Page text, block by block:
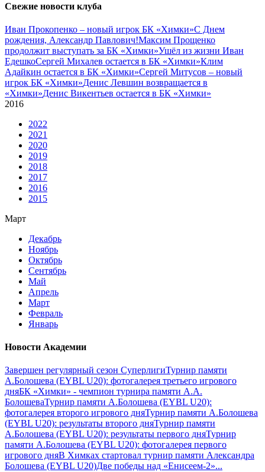
Свежие новости клуба
Иван Прокопенко – новый игрок БК «Химки»С Днем
рождения, Александр Павлович!Максим Прощенко
продолжит выступать за БК «Химки»Ушёл из жизни Иван
ЕдешкоСергей Михалев остается в БК «Химки»Клим
Адайкин остается в БК «Химки»Сергей Митусов – новый
игрок БК «Химки»Денис Левшин возвращается в
«Химки»Денис Викентьев остается в БК «Химки»
2016
2022
2021
2020
2019
2018
2017
2016
2015
Март
Декабрь
Ноябрь
Октябрь
Сентябрь
Май
Апрель
Март
Февраль
Январь
Новости Академии
Завершен регулярный сезон СуперлигиТурнир памяти
А.Болошева (EYBL U20): фотогалерея третьего игрового
дняБК «Химки» - чемпион турнира памяти А.А.
БолошеваТурнир памяти А.Болошева (EYBL U20):
фотогалерея второго игрового дняТурнир памяти А.Болошева
(EYBL U20): результаты второго дняТурнир памяти
А.Болошева (EYBL U20): результаты первого дняТурнир
памяти А.Болошева (EYBL U20): фотогалерея первого
игрового дняВ Химках стартовал турнир памяти Александра
Болошева (EYBL U20)Две победы над «Енисеем-2»...